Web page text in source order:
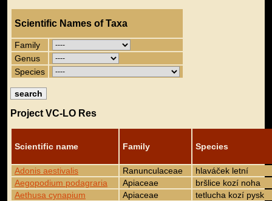
Scientific Names of Taxa
Family
Genus
Species
Project VC-LO Res
Scientific name Family Species
Adonis aestivalis Ranunculaceae
hlaváček letní
Aegopodium podagraria
Apiaceae
bršlice kozí noha
Aethusa cynapium
Apiaceae
tetlucha kozí pysk